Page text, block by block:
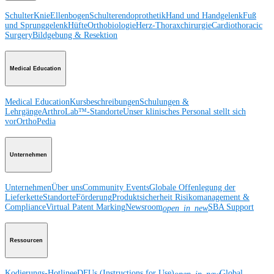
SchulterKnieEllenbogenSchulterendoprothetikHand und HandgelenkFuß
und SprunggelenkHüfteOrthobiologieHerz-ThoraxchirurgieCardiothoracic
SurgeryBildgebung & Resektion
Medical Education
Medical EducationKursbeschreibungenSchulungen &
LehrgängeArthroLab™-StandorteUnser klinisches Personal stellt sich
vorOrthoPedia
Unternehmen
UnternehmenÜber unsCommunity EventsGlobale Offenlegung der
LieferketteStandorteFörderungProduktsicherheit Risikomanagement &
ComplianceVirtual Patent MarkingNewsroomopen_in_newSBA Support
Ressourcen